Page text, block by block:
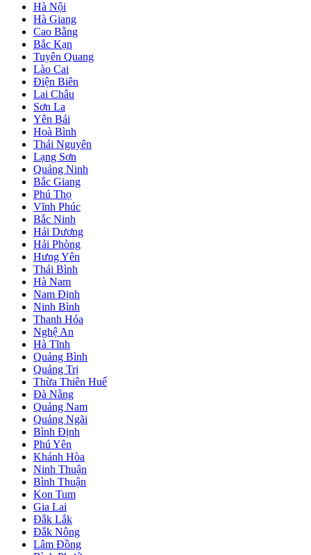
Hà Nội
Hà Giang
Cao Bằng
Bắc Kạn
Tuyên Quang
Lào Cai
Điện Biên
Lai Châu
Sơn La
Yên Bái
Hoà Bình
Thái Nguyên
Lạng Sơn
Quảng Ninh
Bắc Giang
Phú Thọ
Vĩnh Phúc
Bắc Ninh
Hải Dương
Hải Phòng
Hưng Yên
Thái Bình
Hà Nam
Nam Định
Ninh Bình
Thanh Hóa
Nghệ An
Hà Tĩnh
Quảng Bình
Quảng Trị
Thừa Thiên Huế
Đà Nẵng
Quảng Nam
Quảng Ngãi
Bình Định
Phú Yên
Khánh Hòa
Ninh Thuận
Bình Thuận
Kon Tum
Gia Lai
Đắk Lắk
Đắk Nông
Lâm Đồng